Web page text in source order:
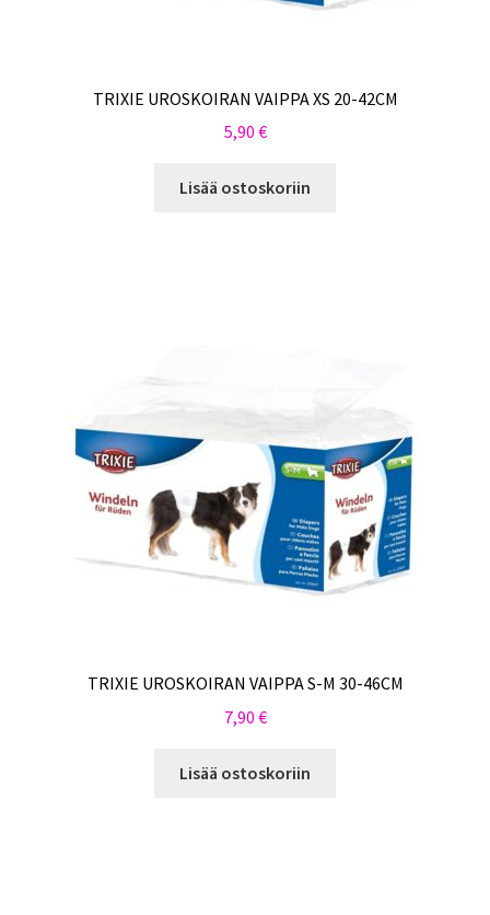
TRIXIE UROSKOIRAN VAIPPA XS 20-42CM
5,90 €
Lisää ostoskoriin
TRIXIE UROSKOIRAN VAIPPA S-M 30-46CM
7,90 €
Lisää ostoskoriin